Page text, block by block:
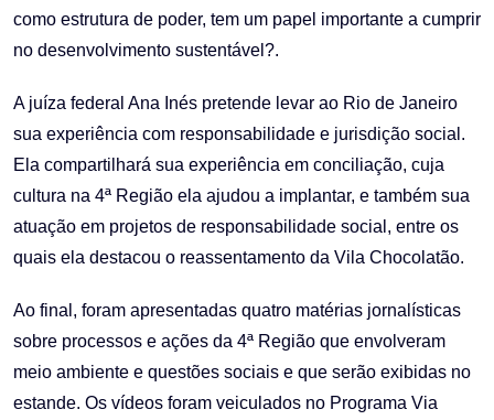
como estrutura de poder, tem um papel importante a cumprir
no desenvolvimento sustentável?.
A juíza federal Ana Inés pretende levar ao Rio de Janeiro
sua experiência com responsabilidade e jurisdição social.
Ela compartilhará sua experiência em conciliação, cuja
cultura na 4ª Região ela ajudou a implantar, e também sua
atuação em projetos de responsabilidade social, entre os
quais ela destacou o reassentamento da Vila Chocolatão.
Ao final, foram apresentadas quatro matérias jornalísticas
sobre processos e ações da 4ª Região que envolveram
meio ambiente e questões sociais e que serão exibidas no
estande. Os vídeos foram veiculados no Programa Via